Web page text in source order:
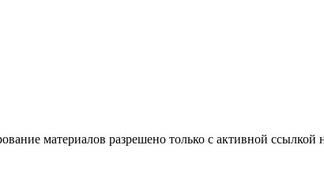
материалов разрешено только с активной ссылкой